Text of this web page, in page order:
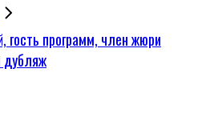
гость программ, член жюри
дубляж